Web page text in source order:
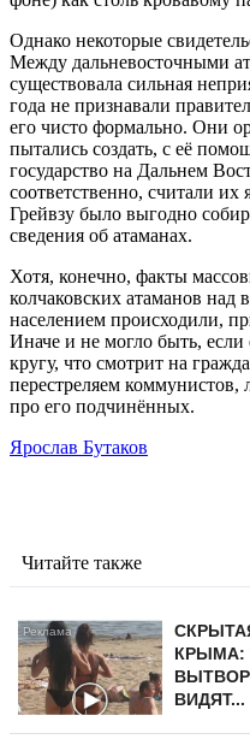
Однако некоторые
Между дальневосточными
существовала сильная
года не признавали
его чисто формально. Они
пытались создать, с её
государство на Дальнем
соответственно, считали
Грейвзу было выгодно
сведения об атаманах.
Хотя, конечно, факты
колчаковских атаманов
населением происходили,
Иначе и не могло быть, если
кругу, что смотрит на
перестреляем
про его подчинённых.
Ярослав Бутаков
Читайте также
КРЫМА:
ВИДЯТ...